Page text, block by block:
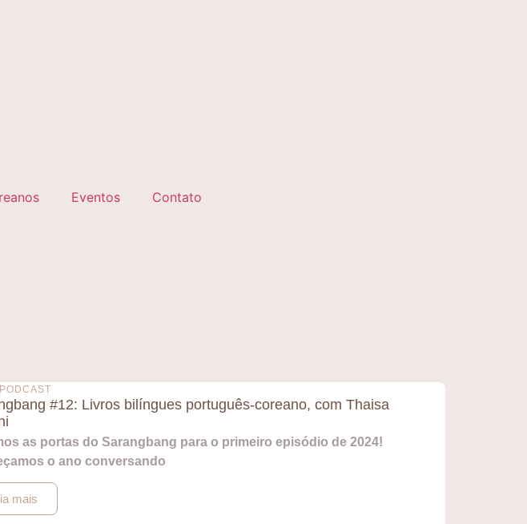
Eventos Contato
PODCAST
#12: Livros bilíngues português-coreano, com Thaisa
as portas do Sarangbang para o primeiro episódio de 2024!
o ano conversando
mais